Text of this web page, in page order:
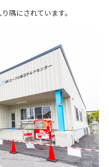
隅にされています。